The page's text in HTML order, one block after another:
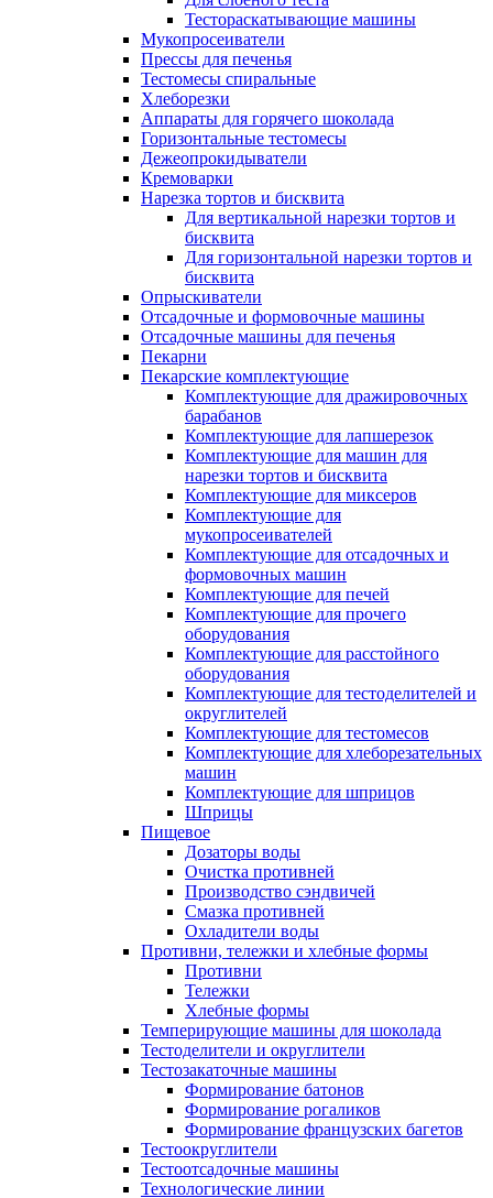
Тестораскатывающие машины
Мукопросеиватели
Прессы для печенья
Тестомесы спиральные
Хлеборезки
Аппараты для горячего шоколада
Горизонтальные тестомесы
Дежеопрокидыватели
Кремоварки
Нарезка тортов и бисквита
Для вертикальной нарезки тортов и
бисквита
Для горизонтальной нарезки тортов и
бисквита
Опрыскиватели
Отсадочные и формовочные машины
Отсадочные машины для печенья
Пекарни
Пекарские комплектующие
Комплектующие для дражировочных
барабанов
Комплектующие для лапшерезок
Комплектующие для машин для
нарезки тортов и бисквита
Комплектующие для миксеров
Комплектующие для
мукопросеивателей
Комплектующие для отсадочных и
формовочных машин
Комплектующие для печей
Комплектующие для прочего
оборудования
Комплектующие для расстойного
оборудования
Комплектующие для тестоделителей и
округлителей
Комплектующие для тестомесов
Комплектующие для хлеборезательных
машин
Комплектующие для шприцов
Шприцы
Пищевое
Дозаторы воды
Очистка противней
Производство сэндвичей
Смазка противней
Охладители воды
Противни, тележки и хлебные формы
Противни
Тележки
Хлебные формы
Темперирующие машины для шоколада
Тестоделители и округлители
Тестозакаточные машины
Формирование батонов
Формирование рогаликов
Формирование французских багетов
Тестоокруглители
Тестоотсадочные машины
Технологические линии